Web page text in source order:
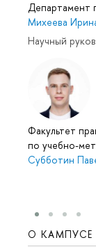
Департамент
Михеева
Научный
Факультет
по учебно-
Субботин
О КАМПУСЕ